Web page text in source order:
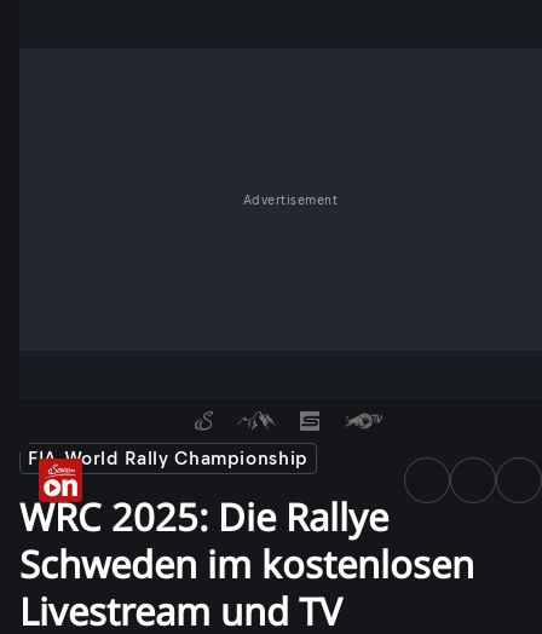
Advertisement
FIA World Rally Championship
WRC 2025: Die Rallye
Schweden im kostenlosen
Livestream und TV